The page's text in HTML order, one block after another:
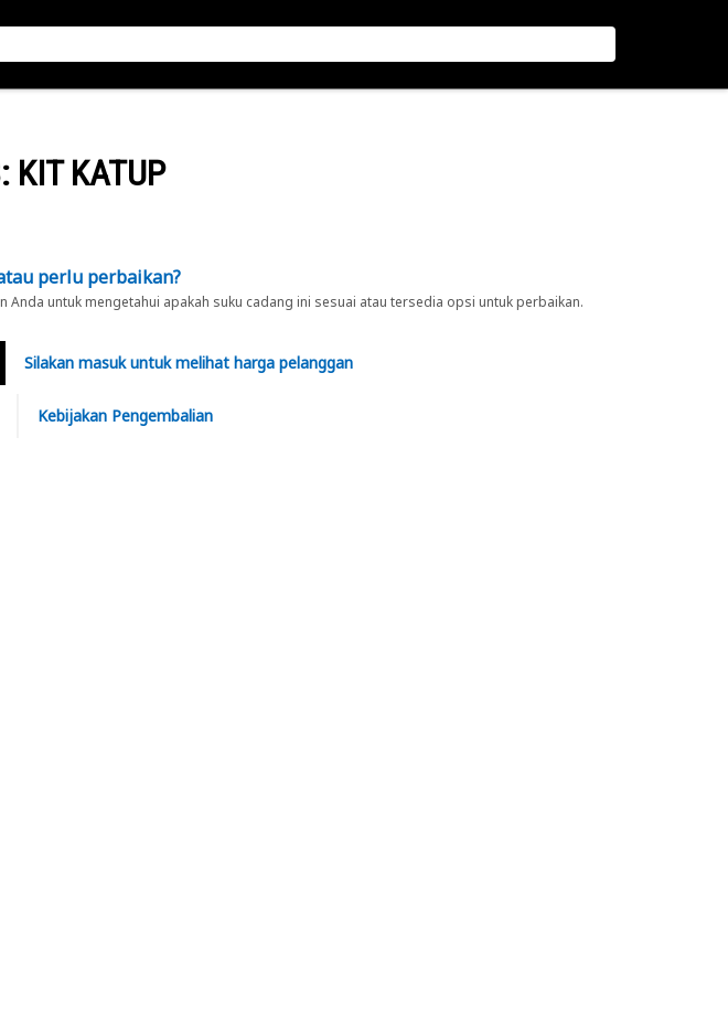
: KIT KATUP
perlu perbaikan?
Anda untuk mengetahui apakah suku cadang ini sesuai atau tersedia opsi untuk perbaikan.
Silakan masuk untuk melihat harga pelanggan
Kebijakan Pengembalian